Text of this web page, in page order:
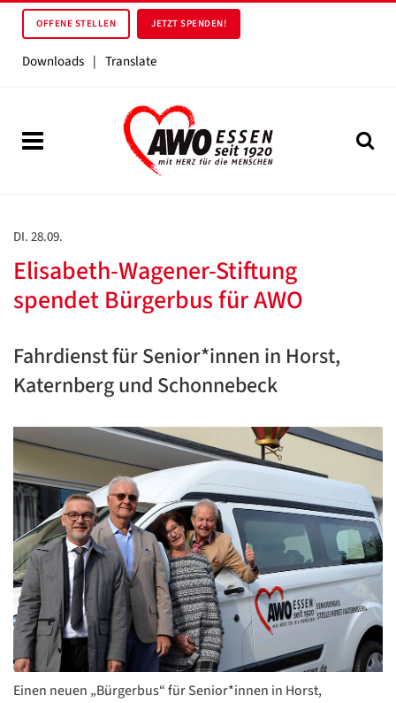
OFFENE STELLEN JETZT SPENDEN!
Downloads | Translate
DI. 28.09.
Elisabeth-Wagener-Stiftung
spendet Bürgerbus für AWO
Fahrdienst für Senior*innen in Horst,
Katernberg und Schonnebeck
Einen neuen „Bürgerbus“ für Senior*innen in Horst,